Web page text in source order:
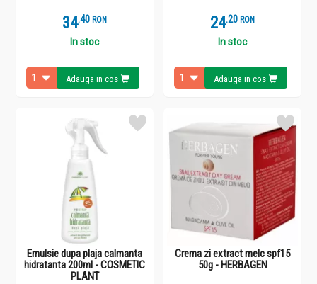
34.4 RON
In stoc
Adauga in cos
24.2 RON
In stoc
Adauga in cos
Emulsie dupa plaja calmanta
hidratanta 200ml - COSMETIC
PLANT
Crema zi extract melc spf15
50g - HERBAGEN